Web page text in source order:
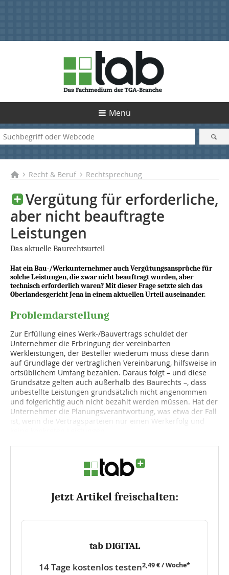
Menü
Recht & Beruf Rechtsprechung
Vergütung für erforderliche,
aber nicht beauftragte
Leistungen
Das aktuelle Baurechtsurteil
Hat ein Bau-/Werkunternehmer auch Vergütungsansprüche für
solche Leistungen, die zwar nicht beauftragt wurden, aber
technisch erforderlich waren? Mit dieser Frage setzte sich das
Oberlandesgericht Jena in einem aktuellen Urteil auseinander.
Problemdarstellung
Zur Erfüllung eines Werk-/Bauvertrags schuldet der
Unternehmer die Erbringung der vereinbarten
Werkleistungen, der Besteller wiederum muss diese dann
auf Grundlage der vertraglichen Vereinbarung, hilfsweise in
ortsüblichem Umfang bezahlen. Daraus folgt – und diese
Grundsätze gelten auch außerhalb des Baurechts –, dass
unbestellte Leistungen grundsätzlich nicht angenommen
und folgerichtig auch nicht bezahlt werden müssen. Hat der
Unternehmer die Planungsverantwortung, was etwa der Fall
ist, wenn die Vertragsparteien nur einen Werkerfolg und
Jetzt Artikel freischalten:
tab DIGITAL
14 Tage kostenlos testen2,49 € / Woche*